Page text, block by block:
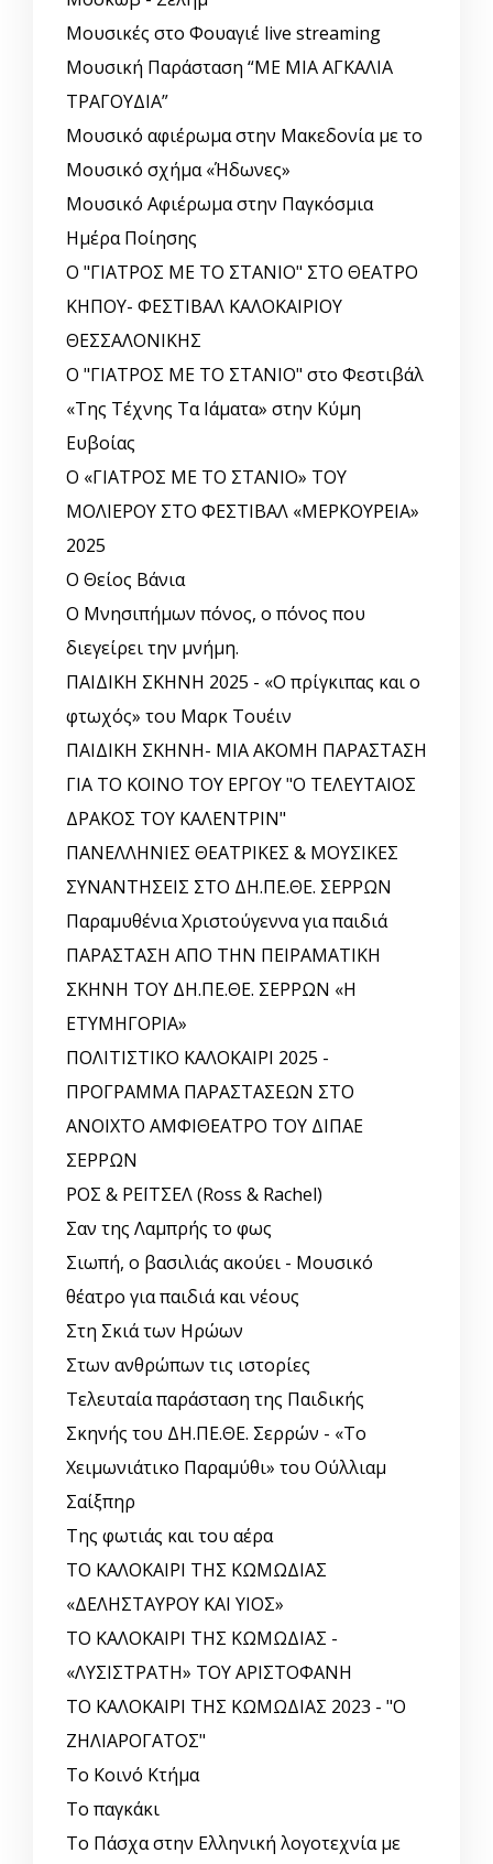
Μουσικές στο Φουαγιέ live streaming
Μουσική Παράσταση “ΜΕ ΜΙΑ ΑΓΚΑΛΙΑ
ΤΡΑΓΟΥΔΙΑ”
Μουσικό αφιέρωμα στην Μακεδονία με το
Μουσικό σχήμα «Ήδωνες»
Μουσικό Αφιέρωμα στην Παγκόσμια
Ημέρα Ποίησης
Ο "ΓΙΑΤΡΟΣ ΜΕ ΤΟ ΣΤΑΝΙΟ" ΣΤΟ ΘΕΑΤΡΟ
ΚΗΠΟΥ- ΦΕΣΤΙΒΑΛ ΚΑΛΟΚΑΙΡΙΟΥ
ΘΕΣΣΑΛΟΝΙΚΗΣ
Ο "ΓΙΑΤΡΟΣ ΜΕ ΤΟ ΣΤΑΝΙΟ" στο Φεστιβάλ
«Της Τέχνης Τα Ιάματα» στην Κύμη
Ευβοίας
Ο «ΓΙΑΤΡΟΣ ΜΕ ΤΟ ΣΤΑΝΙΟ» ΤΟΥ
ΜΟΛΙΕΡΟΥ ΣΤΟ ΦΕΣΤΙΒΑΛ «ΜΕΡΚΟΥΡΕΙΑ»
2025
Ο Θείος Βάνια
Ο Μνησιπήμων πόνος, ο πόνος που
διεγείρει την μνήμη.
ΠΑΙΔΙΚΗ ΣΚΗΝΗ 2025 - «Ο πρίγκιπας και ο
φτωχός» του Μαρκ Τουέιν
ΠΑΙΔΙΚΗ ΣΚΗΝΗ- ΜΙΑ ΑΚΟΜΗ ΠΑΡΑΣΤΑΣΗ
ΓΙΑ ΤΟ ΚΟΙΝΟ ΤΟΥ ΕΡΓΟΥ "Ο ΤΕΛΕΥΤΑΙΟΣ
ΔΡΑΚΟΣ ΤΟΥ ΚΑΛΕΝΤΡΙΝ"
ΠΑΝΕΛΛΗΝΙΕΣ ΘΕΑΤΡΙΚΕΣ & ΜΟΥΣΙΚΕΣ
ΣΥΝΑΝΤΗΣΕΙΣ ΣΤΟ ΔΗ.ΠΕ.ΘΕ. ΣΕΡΡΩΝ
Παραμυθένια Χριστούγεννα για παιδιά
ΠΑΡΑΣΤΑΣΗ ΑΠΟ ΤΗΝ ΠΕΙΡΑΜΑΤΙΚΗ
ΣΚΗΝΗ ΤΟΥ ΔΗ.ΠΕ.ΘΕ. ΣΕΡΡΩΝ «Η
ΕΤΥΜΗΓΟΡΙΑ»
ΠΟΛΙΤΙΣΤΙΚΟ ΚΑΛΟΚΑΙΡΙ 2025 -
ΠΡΟΓΡΑΜΜΑ ΠΑΡΑΣΤΑΣΕΩΝ ΣΤΟ
ΑΝΟΙΧΤΟ ΑΜΦΙΘΕΑΤΡΟ ΤΟΥ ΔΙΠΑΕ
ΣΕΡΡΩΝ
ΡΟΣ & ΡΕΪΤΣΕΛ (Ross & Rachel)
Σαν της Λαμπρής το φως
Σιωπή, ο βασιλιάς ακούει - Μουσικό
θέατρο για παιδιά και νέους
Στη Σκιά των Ηρώων
Στων ανθρώπων τις ιστορίες
Τελευταία παράσταση της Παιδικής
Σκηνής του ΔΗ.ΠΕ.ΘΕ. Σερρών - «Το
Χειμωνιάτικο Παραμύθι» του Ούλλιαμ
Σαίξπηρ
Της φωτιάς και του αέρα
ΤΟ ΚΑΛΟΚΑΙΡΙ ΤΗΣ ΚΩΜΩΔΙΑΣ
«ΔΕΛΗΣΤΑΥΡΟΥ ΚΑΙ ΥΙΟΣ»
ΤΟ ΚΑΛΟΚΑΙΡΙ ΤΗΣ ΚΩΜΩΔΙΑΣ -
«ΛΥΣΙΣΤΡΑΤΗ» ΤΟΥ ΑΡΙΣΤΟΦΑΝΗ
ΤΟ ΚΑΛΟΚΑΙΡΙ ΤΗΣ ΚΩΜΩΔΙΑΣ 2023 - "Ο
ΖΗΛΙΑΡΟΓΑΤΟΣ"
Το Κοινό Κτήμα
Το παγκάκι
Το Πάσχα στην Ελληνική λογοτεχνία με